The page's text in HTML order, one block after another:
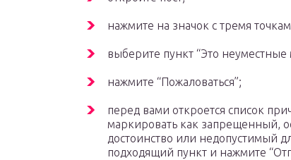
нажмите на значок с тремя
выберите пункт “Это неуместные
нажмите “Пожаловаться”;
перед вами откроется список
маркировать как запрещенный,
достоинство или недопустимый
подходящий пункт и нажмите